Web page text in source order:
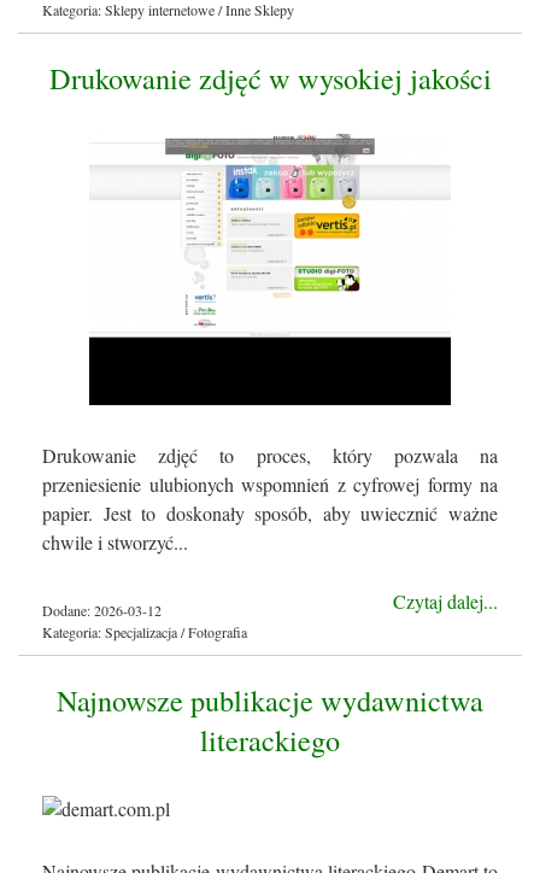
Kategoria: Sklepy internetowe / Inne Sklepy
Drukowanie zdjęć w wysokiej jakości
Drukowanie zdjęć to proces, który pozwala na
przeniesienie ulubionych wspomnień z cyfrowej formy na
papier. Jest to doskonały sposób, aby uwiecznić ważne
chwile i stworzyć...
Czytaj dalej...
Dodane: 2026-03-12
Kategoria: Specjalizacja / Fotografia
Najnowsze publikacje wydawnictwa
literackiego